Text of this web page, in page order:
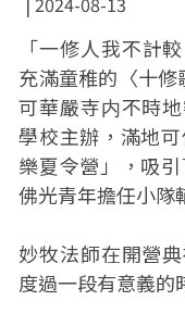
「一修人我不計
充滿童稚的〈十
可華嚴寺内不時
學校主辦，滿地
樂夏令營」，吸
佛光青年擔任小隊
妙牧法師在開營
度過一段有意義的